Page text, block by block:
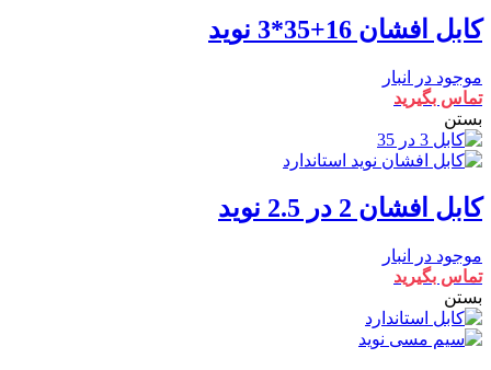
کابل افشان 16+35*3 نوید
موجود در انبار
تماس بگیرید
بستن
کابل افشان 2 در 2.5 نوید
موجود در انبار
تماس بگیرید
بستن